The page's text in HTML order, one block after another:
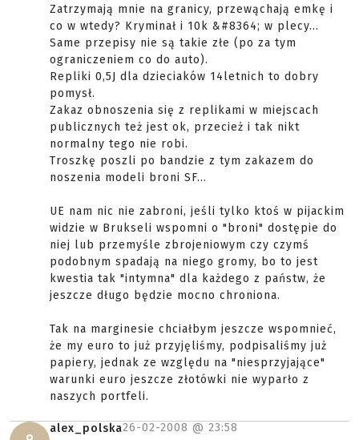
Zatrzymają mnie na granicy, przewąchają emkę i
co w wtedy? Kryminał i 10k &#8364; w plecy...
Same przepisy nie są takie złe (po za tym
ograniczeniem co do auto).
Repliki 0,5J dla dzieciaków 14letnich to dobry
pomysł.
Zakaz obnoszenia się z replikami w miejscach
publicznych też jest ok, przecież i tak nikt
normalny tego nie robi.
Troszkę poszli po bandzie z tym zakazem do
noszenia modeli broni SF...
UE nam nic nie zabroni, jeśli tylko ktoś w pijackim
widzie w Brukseli wspomni o "broni" dostępie do
niej lub przemyśle zbrojeniowym czy czymś
podobnym spadają na niego gromy, bo to jest
kwestia tak "intymna" dla każdego z państw, że
jeszcze długo będzie mocno chroniona.
Tak na marginesie chciałbym jeszcze wspomnieć,
że my euro to już przyjęliśmy, podpisaliśmy już
papiery, jednak ze względu na "niesprzyjające"
warunki euro jeszcze złotówki nie wyparło z
naszych portfeli.
alex_polska26-02-2008 @ 23:58